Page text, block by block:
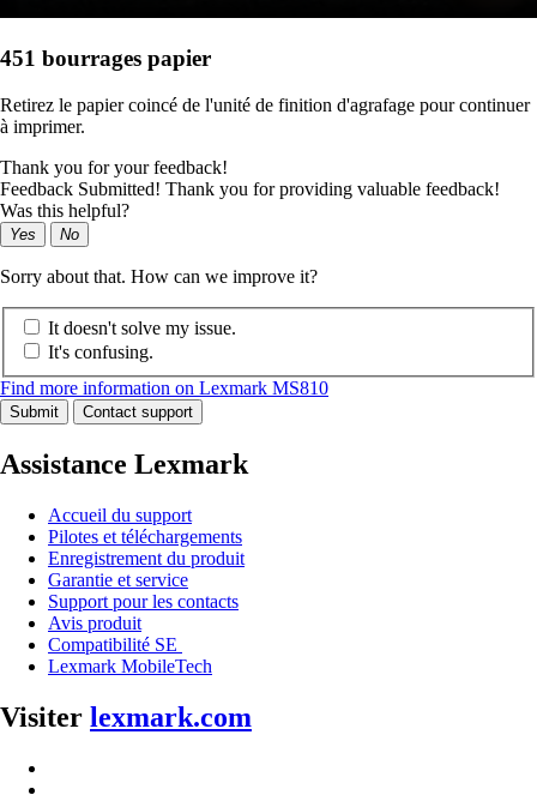
451 bourrages papier
Retirez le papier coincé de l'unité de finition d'agrafage pour continuer
à imprimer.
Thank you for your feedback!
Feedback Submitted! Thank you for providing valuable feedback!
Was this helpful?
Yes No
Sorry about that. How can we improve it?
It doesn't solve my issue.
It's confusing.
Find more information on Lexmark MS810
Submit Contact support
Assistance Lexmark
Accueil du support
Pilotes et téléchargements
Enregistrement du produit
Garantie et service
Support pour les contacts
Avis produit
Compatibilité SE
Lexmark MobileTech
Visiter lexmark.com